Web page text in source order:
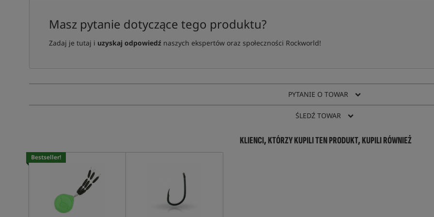
Masz pytanie dotyczące tego produktu?
Zadaj je tutaj i uzyskaj odpowiedźnaszych ekspertów oraz społeczności Rockworld!
PYTANIE O TOWAR
ŚLEDŹ TOWAR
KLIENCI, KTÓRZY KUPILI TEN PRODUKT, KUPILI RÓWNIEŻ
Bestseller!